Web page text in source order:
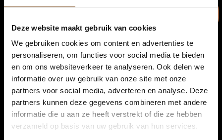
Deze website maakt gebruik van cookies
We gebruiken cookies om content en advertenties te
personaliseren, om functies voor social media te bieden
en om ons websiteverkeer te analyseren. Ook delen we
informatie over uw gebruik van onze site met onze
partners voor social media, adverteren en analyse. Deze
partners kunnen deze gegevens combineren met andere
informatie die u aan ze heeft verstrekt of die ze hebben
verzameld op basis van uw gebruik van hun services.
Chestnut
Cocoa
Deep Brown
5% korting...
Ja, graag!